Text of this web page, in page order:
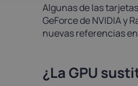
Algunas de las
GeForce de NVIDIA y
nuevas referencias
¿La GPU